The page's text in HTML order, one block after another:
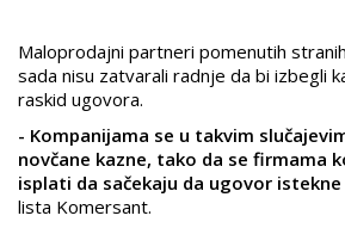
Maloprodajni partneri pomenutih
sada nisu zatvarali radnje da bi izbegli
raskid ugovora.
- Kompanijama se u takvim
novčane kazne, tako da se firmama
isplati da sačekaju da ugovor istekne
lista Komersant.